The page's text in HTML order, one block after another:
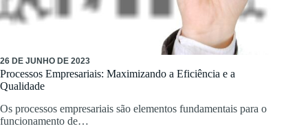
26 DE JUNHO DE 2023
Processos Empresariais: Maximizando a Eficiência e a
Qualidade
Os processos empresariais são elementos fundamentais para o
funcionamento de…